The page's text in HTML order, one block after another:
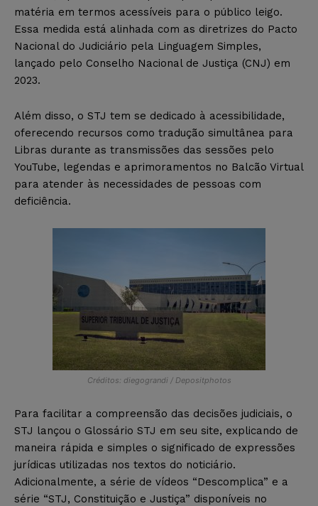
matéria em termos acessíveis para o público leigo.
Essa medida está alinhada com as diretrizes do Pacto
Nacional do Judiciário pela Linguagem Simples,
lançado pelo Conselho Nacional de Justiça (CNJ) em
2023.
Além disso, o STJ tem se dedicado à acessibilidade,
oferecendo recursos como tradução simultânea para
Libras durante as transmissões das sessões pelo
YouTube, legendas e aprimoramentos no Balcão Virtual
para atender às necessidades de pessoas com
deficiência.
Créditos: diegograndi / Depositphotos
Para facilitar a compreensão das decisões judiciais, o
STJ lançou o Glossário STJ em seu site, explicando de
maneira rápida e simples o significado de expressões
jurídicas utilizadas nos textos do noticiário.
Adicionalmente, a série de vídeos “Descomplica” e a
série “STJ, Constituição e Justiça” disponíveis no